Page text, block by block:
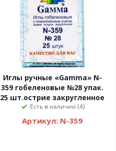
Иглы ручные «Gamma» N-
359 гобеленовые №28 упак.
25 шт.острие закругленное
Есть в наличии (4)
Артикул: N-359